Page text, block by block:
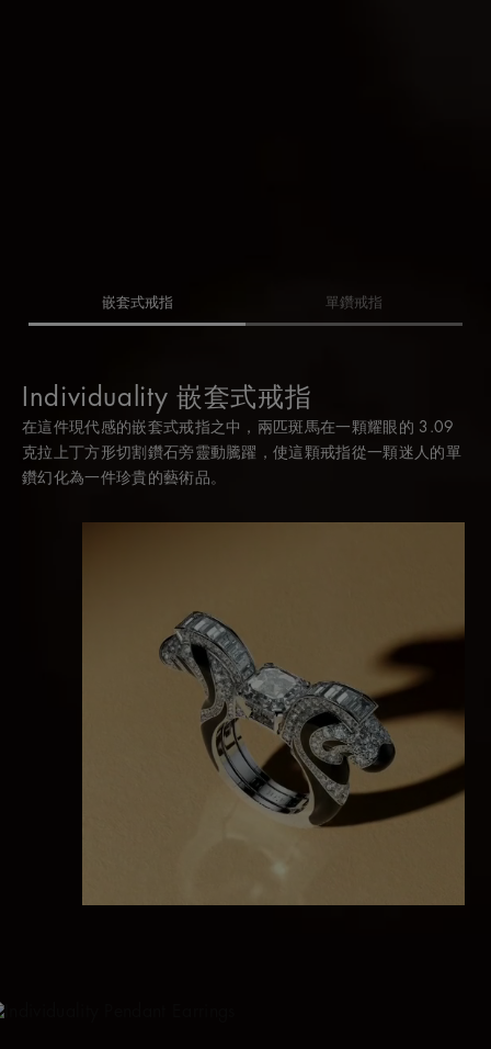
Individuality 嵌套式戒指
在這件現代感的嵌套式戒指之中，兩匹斑馬在一顆耀眼的 3.09
克拉上丁方形切割鑽石旁靈動騰躍，使這顆戒指從一顆迷人的單
鑽幻化為一件珍貴的藝術品。
Individuality 嵌套式戒指
這件造型具有立體雕塑感、洋溢藝術氣息的嵌套式戒指呈現出一
對昂首騰耀的斑馬。作品中央的焦點是一枚 3.09 克拉的上丁方
形切割鑽石，可單獨作為單鑽戒指佩戴。
嵌套式戒指 單鑽戒指